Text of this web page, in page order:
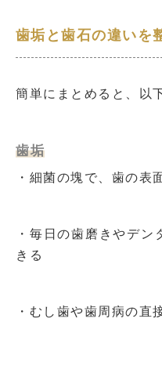
歯垢と歯石の違いを
簡単にまとめると、以
歯垢
・細菌の塊で、歯の表
・毎日の歯磨きやデ
きる
・むし歯や歯周病の直